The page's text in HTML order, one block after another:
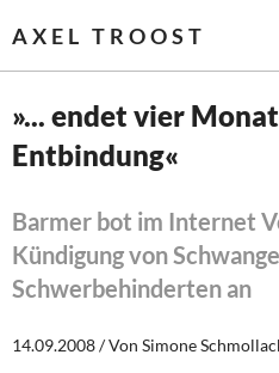
AXEL TROOST
Startseite
Themen
Leitlinien linker Wirtschafts-
»... endet vier
Entbindung«
Barmer bot im Internet
Kündigung von
Schwerbehinderten an
14.09.2008 / Von Simone